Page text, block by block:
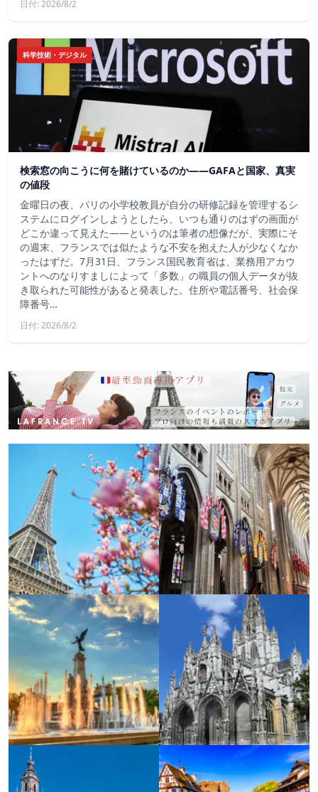
日付: 2026/8/2
科学技術・デジタル
検索窓の向こうに何を賭けているのか——GAFAと国家、真実
の値段
金曜日の夜、パリの小学校教員が自分の研修記録を管理するシ
ステムにログインしようとしたら、いつも通りのはずの画面が
どこか違って見えた——というのは筆者の想像だが、実際にそ
の週末、フランスでは似たような不安を抱えた人が少なくなか
ったはずだ。7月31日、フランス国民教育省は、業務用アカウ
ントへのなりすましによって「多数」の職員の個人データが抜
き取られた可能性があると発表した。住所や電話番号、社会保
障番号…
日付: 2026/8/2